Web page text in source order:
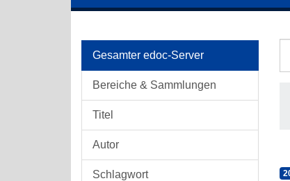
Gesamter edoc-Server
Bereiche & Sammlungen
Titel
Autor
Schlagwort